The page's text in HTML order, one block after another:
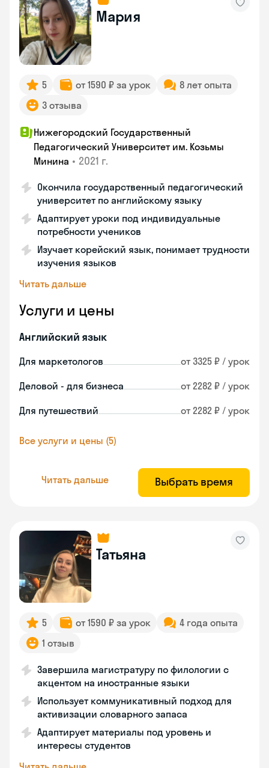
Мария
5 от 1590 ₽ за урок
8 лет опыта
3 отзыва
Нижегородский Государственный
Педагогический Университет им. Козьмы
Минина • 2021 г.
Окончила государственный педагогический
университет по английскому языку
Адаптирует уроки под индивидуальные
потребности учеников
Изучает корейский язык, понимает трудности
изучения языков
Читать дальше
Услуги и цены
Английский язык
Для маркетологов от 3325 ₽ / урок
Деловой - для бизнеса от 2282 ₽ / урок
Для путешествий от 2282 ₽ / урок
Все услуги и цены (5)
Читать дальше Выбрать время
Татьяна
5 от 1590 ₽ за урок
4 года опыта
1 отзыв
Завершила магистратуру по филологии с
акцентом на иностранные языки
Использует коммуникативный подход для
активизации словарного запаса
Адаптирует материалы под уровень и
интересы студентов